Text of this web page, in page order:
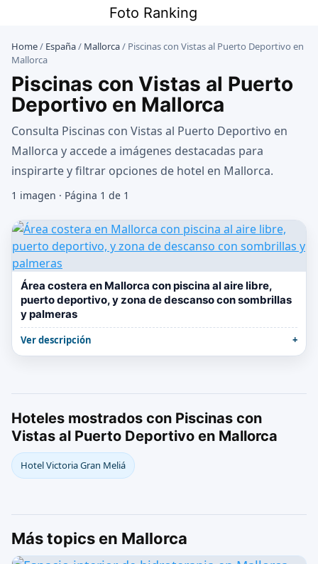
contenido
Foto Ranking
Home/ España/ Mallorca/ Piscinas con Vistas al Puerto Deportivo en
Mallorca
Piscinas con Vistas al Puerto
Deportivo en Mallorca
Consulta Piscinas con Vistas al Puerto Deportivo en
Mallorca y accede a imágenes destacadas para
inspirarte y filtrar opciones de hotel en Mallorca.
1 imagen · Página 1 de 1
Área costera en Mallorca con piscina al aire libre,
puerto deportivo, y zona de descanso con sombrillas
y palmeras
Ver descripción
Hoteles mostrados con Piscinas con
Vistas al Puerto Deportivo en Mallorca
Hotel Victoria Gran Meliá
Más topics en Mallorca